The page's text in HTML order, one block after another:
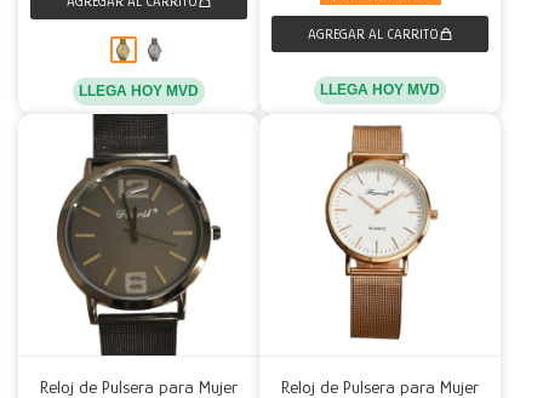
LLEGA HOY MVD LLEGA HOY MVD
Reloj de Pulsera para Mujer
Reloj de Pulsera para Mujer